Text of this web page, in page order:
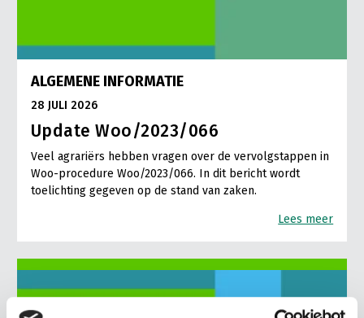
ALGEMENE INFORMATIE
28 JULI 2026
Update Woo/2023/066
Veel agrariërs hebben vragen over de vervolgstappen in
Woo-procedure Woo/2023/066. In dit bericht wordt
toelichting gegeven op de stand van zaken.
Lees meer